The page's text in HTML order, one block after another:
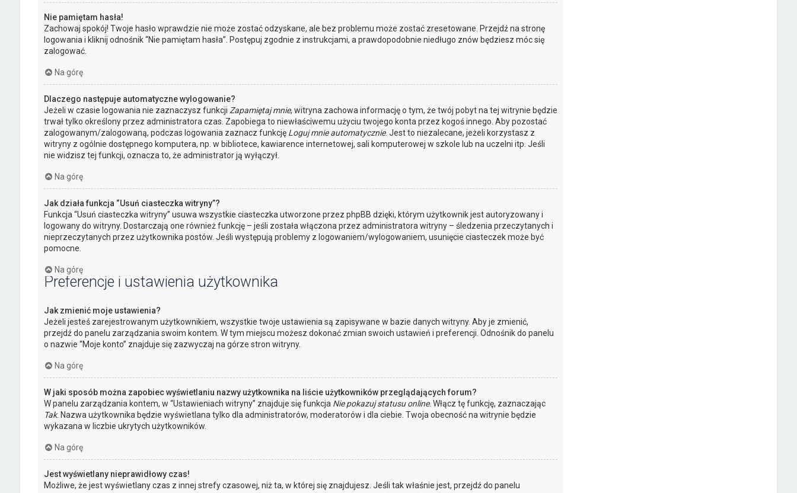
Nie pamiętam hasła!
Zachowaj spokój! Twoje hasło wprawdzie nie może zostać odzyskane, ale bez problemu może zostać zresetowane. Przejdź na stronę
logowania i kliknij odnośnik “Nie pamiętam hasła”. Postępuj zgodnie z instrukcjami, a prawdopodobnie niedługo znów będziesz móc się
zalogować.
Na górę
Dlaczego następuje automatyczne wylogowanie?
Jeżeli w czasie logowania nie zaznaczysz funkcji Zapamiętaj mnie, witryna zachowa informację o tym, że twój pobyt na tej witrynie będzie
trwał tylko określony przez administratora czas. Zapobiega to niewłaściwemu użyciu twojego konta przez kogoś innego. Aby pozostać
zalogowanym/zalogowaną, podczas logowania zaznacz funkcję Loguj mnie automatycznie. Jest to niezalecane, jeżeli korzystasz z
witryny z ogólnie dostępnego komputera, np. w bibliotece, kawiarence internetowej, sali komputerowej w szkole lub na uczelni itp. Jeśli
nie widzisz tej funkcji, oznacza to, że administrator ją wyłączył.
Na górę
Jak działa funkcja “Usuń ciasteczka witryny”?
Funkcja “Usuń ciasteczka witryny” usuwa wszystkie ciasteczka utworzone przez phpBB dzięki, którym użytkownik jest autoryzowany i
logowany do witryny. Dostarczają one również funkcję – jeśli została włączona przez administratora witryny – śledzenia przeczytanych i
nieprzeczytanych przez użytkownika postów. Jeśli występują problemy z logowaniem/wylogowaniem, usunięcie ciasteczek może być
pomocne.
Na górę
Preferencje i ustawienia użytkownika
Jak zmienić moje ustawienia?
Jeżeli jesteś zarejestrowanym użytkownikiem, wszystkie twoje ustawienia są zapisywane w bazie danych witryny. Aby je zmienić,
przejdź do panelu zarządzania swoim kontem. W tym miejscu możesz dokonać zmian swoich ustawień i preferencji. Odnośnik do panelu
o nazwie “Moje konto” znajduje się zazwyczaj na górze stron witryny.
Na górę
W jaki sposób można zapobiec wyświetlaniu nazwy użytkownika na liście użytkowników przeglądających forum?
W panelu zarządzania kontem, w “Ustawieniach witryny” znajduje się funkcja Nie pokazuj statusu online. Włącz tę funkcję, zaznaczając
Tak. Nazwa użytkownika będzie wyświetlana tylko dla administratorów, moderatorów i dla ciebie. Twoja obecność na witrynie będzie
wykazana w liczbie ukrytych użytkowników.
Na górę
Jest wyświetlany nieprawidłowy czas!
Możliwe, że jest wyświetlany czas z innej strefy czasowej, niż ta, w której się znajdujesz. Jeśli tak właśnie jest, przejdź do panelu